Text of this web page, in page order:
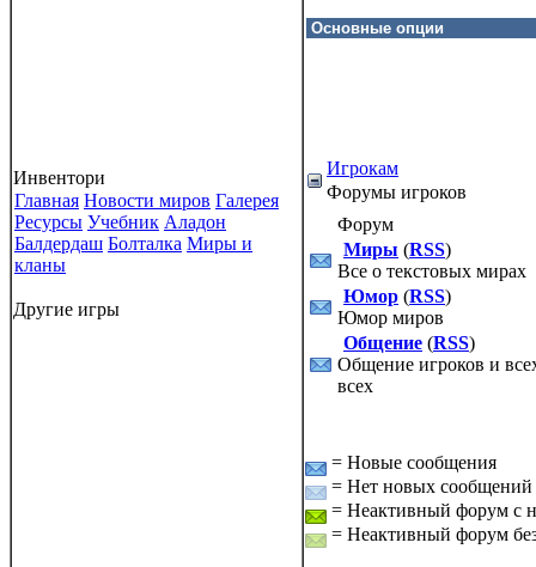
Инвентори
Главная Новости миров Галерея
Ресурсы Учебник Аладон
Балдердаш Болталка Миры и
кланы
Другие игры
Игрокам
Форумы игроков
Форум
Миры (RSS)
Все о текстовых мирах
Юмор (RSS)
Юмор миров
Общение (RSS)
Общение игроков и
всех
= Новые сообщения
= Нет новых сообщений
= Неактивный форум с
= Неактивный форум